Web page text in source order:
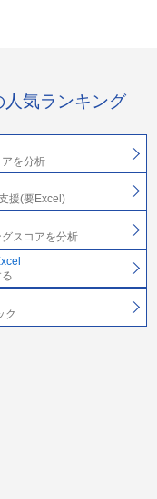
人気ランキング
を分析
援(要Excel)
スコアを分析
ク